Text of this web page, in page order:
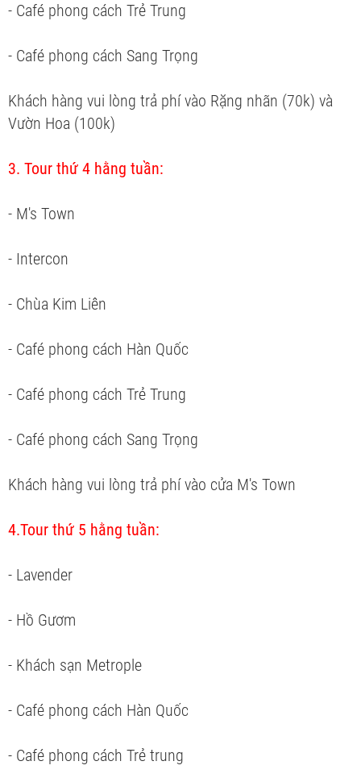
- Café phong cách Trẻ Trung
- Café phong cách Sang Trọng
Khách hàng vui lòng trả phí vào Rặng nhãn (70k) và
Vườn Hoa (100k)
3. Tour thứ 4 hằng tuần:
- M's Town
- Intercon
- Chùa Kim Liên
- Café phong cách Hàn Quốc
- Café phong cách Trẻ Trung
- Café phong cách Sang Trọng
Khách hàng vui lòng trả phí vào cửa M's Town
4.Tour thứ 5 hằng tuần:
- Lavender
- Hồ Gươm
- Khách sạn Metrople
- Café phong cách Hàn Quốc
- Café phong cách Trẻ trung